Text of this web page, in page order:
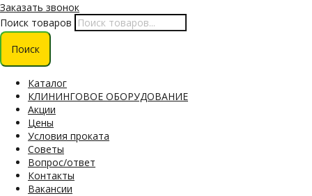
Заказать звонок
Поиск товаров
Поиск
Каталог
КЛИНИНГОВОЕ ОБОРУДОВАНИЕ
Акции
Цены
Условия проката
Советы
Вопрос/ответ
Контакты
Вакансии